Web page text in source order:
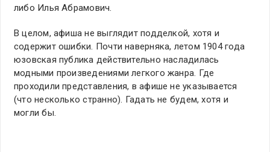
либо Илья Абрамович.
В целом, афиша не выглядит подделкой, хотя и
содержит ошибки. Почти наверняка, летом 1904 года
юзовская публика действительно насладилась
модными произведениями легкого жанра. Где
проходили представления, в афише не указывается
(что несколько странно). Гадать не будем, хотя и
могли бы.